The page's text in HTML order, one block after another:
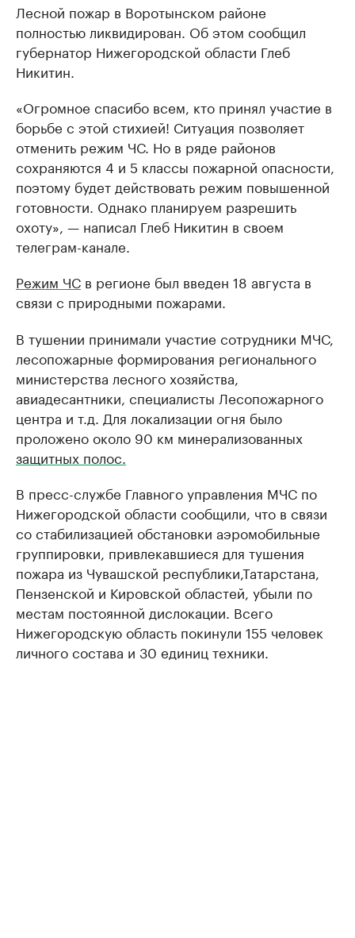
Лесной пожар в Воротынском районе
полностью ликвидирован. Об этом сообщил
губернатор Нижегородской области Глеб
Никитин.
«Огромное спасибо всем, кто принял участие в
борьбе с этой стихией! Ситуация позволяет
отменить режим ЧС. Но в ряде районов
сохраняются 4 и 5 классы пожарной опасности,
поэтому будет действовать режим повышенной
готовности. Однако планируем разрешить
охоту», — написал Глеб Никитин в своем
телеграм-канале.
Режим ЧС в регионе был введен 18 августа в
связи с природными пожарами.
В тушении принимали участие сотрудники МЧС,
лесопожарные формирования регионального
министерства лесного хозяйства,
авиадесантники, специалисты Лесопожарного
центра и т.д. Для локализации огня было
проложено около 90 км минерализованных
защитных полос.
В пресс-службе Главного управления МЧС по
Нижегородской области сообщили, что в связи
со стабилизацией обстановки аэромобильные
группировки, привлекавшиеся для тушения
пожара из Чувашской республики,Татарстана,
Пензенской и Кировской областей, убыли по
местам постоянной дислокации. Всего
Нижегородскую область покинули 155 человек
личного состава и 30 единиц техники.